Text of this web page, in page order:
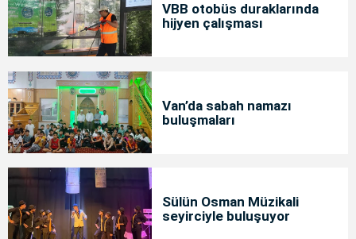
VBB otobüs duraklarında
hijyen çalışması
Van’da sabah namazı
buluşmaları
Sülün Osman Müzikali
seyirciyle buluşuyor